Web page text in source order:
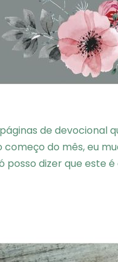
de devocional
começo do mês, eu
posso dizer que este